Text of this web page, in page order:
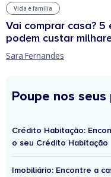
Vida e família
Vai comprar casa? 5
podem custar
Sara Fernandes
Poupe nos
Crédito Habitação:
o seu Crédito Habitação
Imobiliário: Encontre a